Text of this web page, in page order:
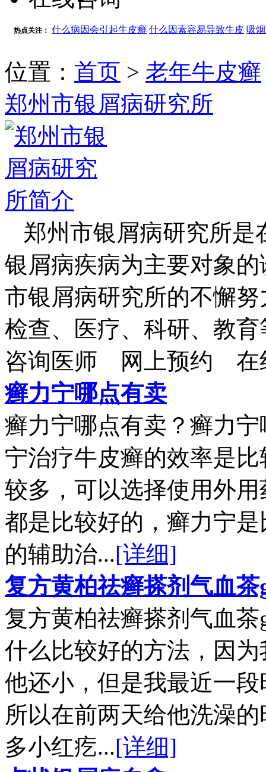
热点关注： 什么病因会引起牛皮癣 什么因素容易导致牛皮 吸
位置： 首页 > 老年牛皮癣
郑州市银屑病研究所
郑州市银屑病研究所是
银屑病疾病为主要对象
市银屑病研究所的不懈
检查、医疗、科研、教育
咨询医师
网上预约
在
癣力宁哪点有卖
癣力宁哪点有卖？癣力
宁治疗牛皮癣的效率是
较多，可以选择使用外
都是比较好的，癣力宁
的辅助治...[详细]
复方黄柏祛癣搽剂气血茶
复方黄柏祛癣搽剂气血
什么比较好的方法，因
他还小，但是我最近一
所以在前两天给他洗澡
多小红疙...[详细]